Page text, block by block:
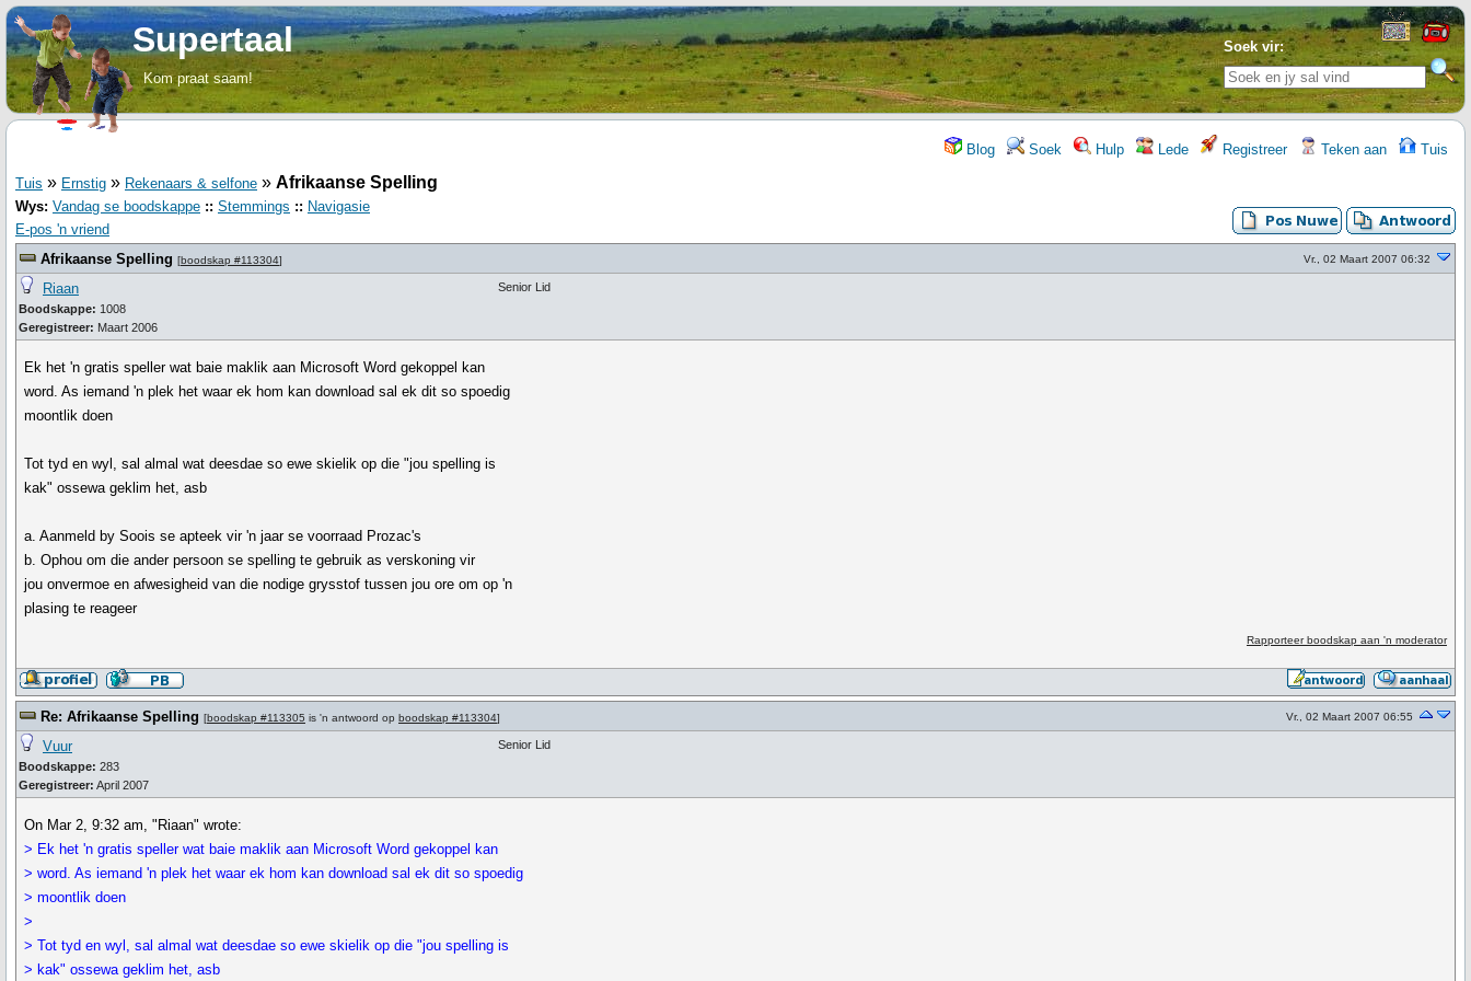
Soek vir:
Supertaal
Kom praat saam!
Blog Soek Hulp Lede Registreer Teken aan Tuis
Tuis » Ernstig » Rekenaars & selfone » Afrikaanse Spelling
Wys: Vandag se boodskappe :: Stemmings :: Navigasie
E-pos 'n vriend
Afrikaanse Spelling [boodskap #113304] Vr., 02 Maart 2007 06:32
Riaan
Boodskappe: 1008
Geregistreer: Maart 2006
Senior Lid
Ek het 'n gratis speller wat baie maklik aan Microsoft Word gekoppel kan
word. As iemand 'n plek het waar ek hom kan download sal ek dit so spoedig
moontlik doen
Tot tyd en wyl, sal almal wat deesdae so ewe skielik op die "jou spelling is
kak" ossewa geklim het, asb
a. Aanmeld by Soois se apteek vir 'n jaar se voorraad Prozac's
b. Ophou om die ander persoon se spelling te gebruik as verskoning vir
jou onvermoe en afwesigheid van die nodige grysstof tussen jou ore om op 'n
plasing te reageer
Rapporteer boodskap aan 'n moderator
Re: Afrikaanse Spelling [boodskap #113305 is 'n antwoord op boodskap #113304] Vr., 02 Maart 2007 06:55
Vuur
Boodskappe: 283
Geregistreer: April 2007
Senior Lid
On Mar 2, 9:32 am, "Riaan" wrote:
> Ek het 'n gratis speller wat baie maklik aan Microsoft Word gekoppel kan
> word. As iemand 'n plek het waar ek hom kan download sal ek dit so spoedig
> moontlik doen
>
> Tot tyd en wyl, sal almal wat deesdae so ewe skielik op die "jou spelling is
> kak" ossewa geklim het, asb